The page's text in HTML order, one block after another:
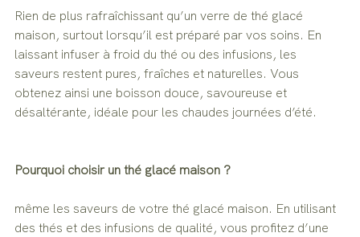
Rien de plus rafraîchissant qu’un verre de thé glacé
maison, surtout lorsqu’il est préparé par vos soins. En
laissant infuser à froid du thé ou des infusions, les
saveurs restent pures, fraîches et naturelles. Vous
obtenez ainsi une boisson douce, savoureuse et
désaltérante, idéale pour les chaudes journées d’été.
Pourquoi choisir un thé glacé maison ?
même les saveurs de votre thé glacé maison. En utilisant
des thés et des infusions de qualité, vous profitez d’une